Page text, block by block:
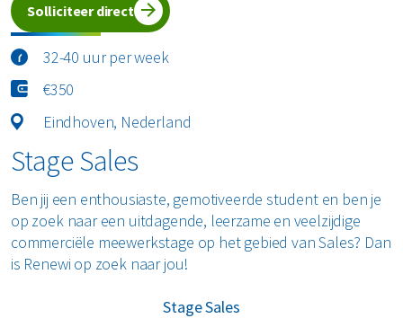
Solliciteer direct
32-40 uur per week
€350
Eindhoven, Nederland
Stage Sales
Ben jij een enthousiaste, gemotiveerde student en ben je
op zoek naar een uitdagende, leerzame en veelzijdige
commerciële meewerkstage op het gebied van Sales? Dan
is Renewi op zoek naar jou!
Stage Sales